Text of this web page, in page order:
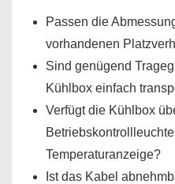
Passen die
vorhandenen
Sind genügend
Kühlbox einfach
Verfügt die Kühlbox
Temperaturanzeige?
Ist das Kabel